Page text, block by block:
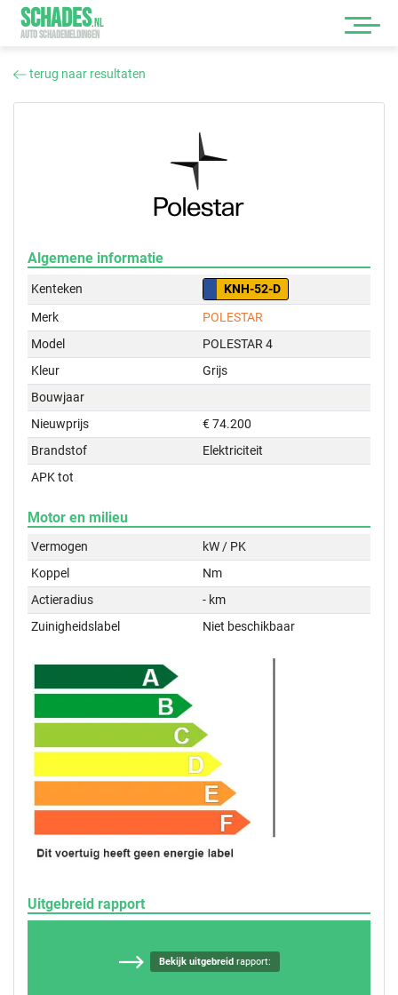
SCHADES.NL
AUTO SCHADEMELDINGEN
terug naar resultaten
Algemene informatie
Kenteken
KNH-52-D
Merk
POLESTAR
Model
POLESTAR 4
Kleur
Grijs
Bouwjaar
Nieuwprijs
€ 74.200
Brandstof
Elektriciteit
APK tot
Motor en milieu
Vermogen
kW / PK
Koppel
Nm
Actieradius
- km
Zuinigheidslabel
Niet beschikbaar
Uitgebreid rapport
Bekijk uitgebreidrapport: